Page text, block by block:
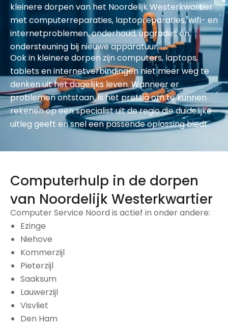
kleinere dorpen van het Noordelijk Westerkwartier
met computerreparaties, laptopreparaties, wifi- en
internetproblemen, onderhoud, upgrades en
ondersteuning bij nieuwe apparatuur.
Ook in kleinere dorpen zijn computers, laptops,
tablets en internetverbindingen niet meer weg te
denken uit het dagelijks leven. Wanneer er
problemen ontstaan, is het prettig om te kunnen
rekenen op een specialist uit de regio die duidelijke
uitleg geeft en snel een passende oplossing biedt.
Computerhulp in de dorpen
van Noordelijk Westerkwartier
Computer Service Noord is actief in onder andere:
Ezinge
Niehove
Kommerzijl
Pieterzijl
Saaksum
Lauwerzijl
Visvliet
Den Ham